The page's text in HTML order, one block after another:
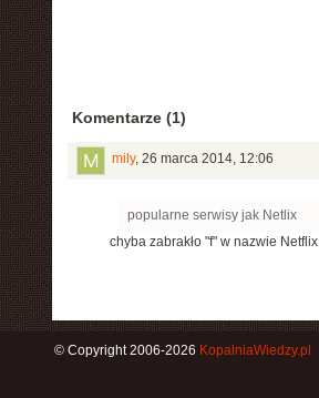
Komentarze (1)
mily, 26 marca 2014, 12:06
popularne serwisy jak Netlix
chyba zabrakło "f" w nazwie Netflix
© Copyright 2006-2026 KopalniaWiedzy.pl